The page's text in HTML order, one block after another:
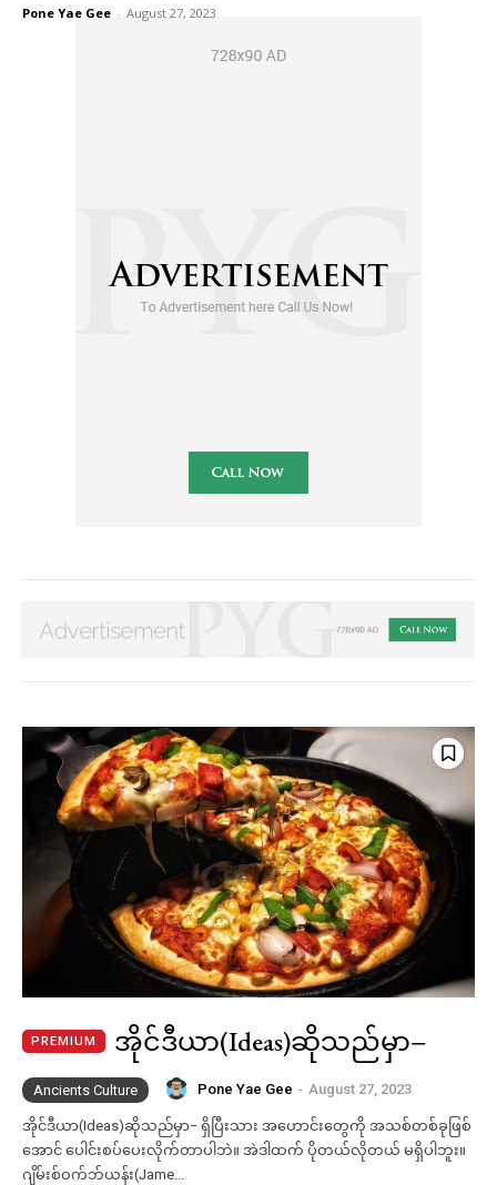
Pone Yae Gee - August 27, 2023
အိုင်ဒီယာ(Ideas)ဆိုသည်မှာ−
Ancients Culture Pone Yae Gee - August 27, 2023
အိုင်ဒီယာ(Ideas)ဆိုသည်မှာ− ရှိပြီးသား အ​​​ဟောင်းတွေကို အသစ်တစ်ခုဖြစ်
အောင် ပေါင်းစပ်ပေးလိုက်တာပါဘဲ။ အဲဒါထက် ပိုတယ်လိုတယ် မရှိပါဘူး။
ဂျိမ်းစ်ဝက်ဘ်ယန်း(Jame...